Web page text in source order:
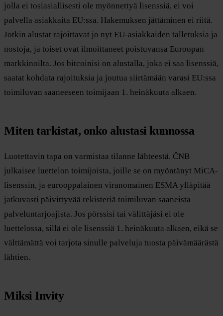
jolla ei tosiasiallisesti ole myönnettyä lisenssiä, ei voi
palvella asiakkaita EU:ssa. Hakemuksen jättäminen ei riitä.
Jotkin alustat rajoittavat jo nyt EU-asiakkaiden talletuksia ja
nostoja, ja toiset ovat ilmoittaneet poistuvansa Euroopan
markkinoilta. Jos bitcoinisi on alustalla, joka ei saa lisenssiä,
saatat kohdata rajoituksia ja joutua siirtämään varasi EU:ssa
toimiluvan saaneeseen toimijaan 1. heinäkuuta alkaen.
Miten tarkistat, onko alustasi kunnossa
Luotettavin tapa on varmistaa tilanne lähteestä. ČNB
julkaisee luettelon toimijoista, joille se on myöntänyt MiCA-
lisenssin, ja eurooppalainen viranomainen ESMA ylläpitää
jatkuvasti päivittyvää rekisteriä toimiluvan saaneista
palveluntarjoajista. Jos pörssisi tai välittäjäsi ei ole
luettelossa, sillä ei ole lisenssiä 1. heinäkuuta alkaen, eikä se
välttämättä voi tarjota sinulle palveluja tuosta päivämäärästä
lähtien.
Miksi Invity